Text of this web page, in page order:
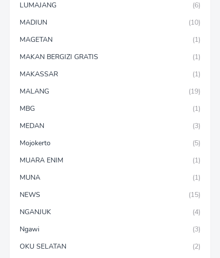
LUMAJANG
(6)
MADIUN
(10)
MAGETAN
(1)
MAKAN BERGIZI GRATIS
(1)
MAKASSAR
(1)
MALANG
(19)
MBG
(1)
MEDAN
(3)
Mojokerto
(5)
MUARA ENIM
(1)
MUNA
(1)
NEWS
(15)
NGANJUK
(4)
Ngawi
(3)
OKU SELATAN
(2)